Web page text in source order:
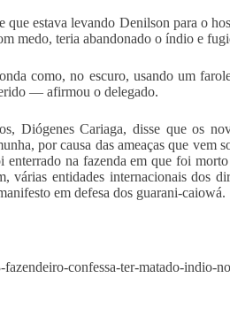
estava levando Denilson para o
medo, teria abandonado o índio e
como, no escuro, usando um
— afirmou o delegado.
Diógenes Cariaga, disse que os
por causa das ameaças que vem
na fazenda em que foi
várias entidades internacionais dos
em defesa dos guarani-caiowá.
confessa-ter-matado-indio-